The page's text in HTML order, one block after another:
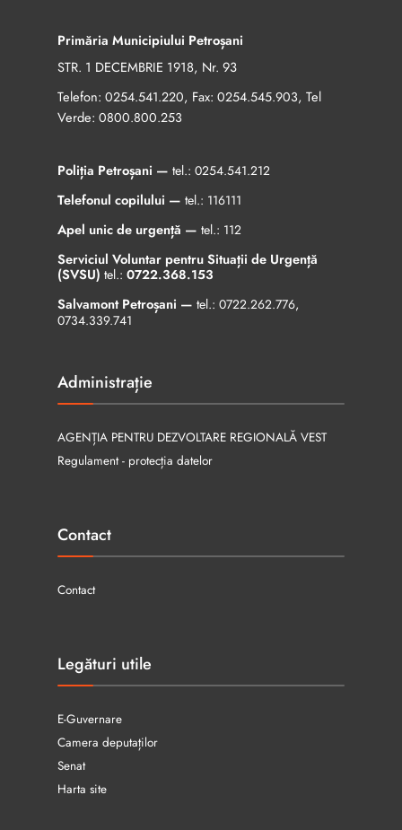
Primăria Municipiului Petroșani
STR. 1 DECEMBRIE 1918, Nr. 93
Telefon: 0254.541.220, Fax: 0254.545.903, Tel
Verde: 0800.800.253
Poliția Petroșani — tel.: 0254.541.212
Telefonul copilului — tel.: 116111
Apel unic de urgență — tel.: 112
Serviciul Voluntar pentru Situații de Urgență
(SVSU) tel.: 0722.368.153
Salvamont Petroșani — tel.: 0722.262.776,
0734.339.741
Administrație
AGENȚIA PENTRU DEZVOLTARE REGIONALĂ VEST
Regulament - protecția datelor
Contact
Contact
Legături utile
E-Guvernare
Camera deputaților
Senat
Harta site